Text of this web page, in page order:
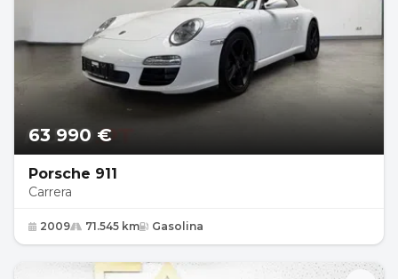
63 990 €
Porsche 911
Carrera
2009 71.545 km Gasolina